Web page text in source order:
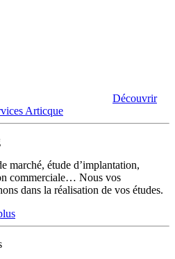
Découvrir
Articque
marché, étude d’implantation,
commerciale… Nous vos
dans la réalisation de vos études.